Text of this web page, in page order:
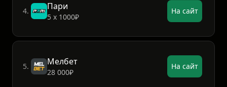
4. Пари
5 х 1000₽
На сайт
5. Мелбет
28 000₽
На сайт